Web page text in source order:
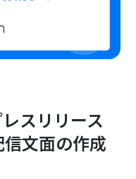
スリリース
文面の作成